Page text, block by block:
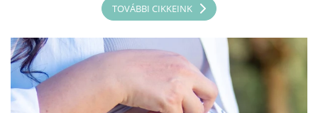
TOVÁBBI CIKKEINK